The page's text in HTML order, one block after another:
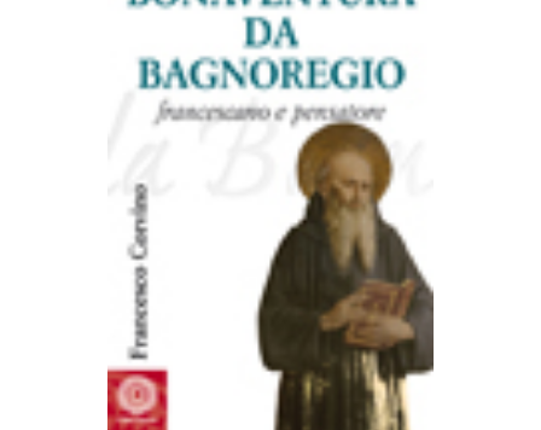
AGGIUNGI AL CARRELLO